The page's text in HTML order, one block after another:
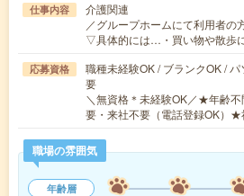
仕事内容
介護関連
／グループホームにて利用者の
▽具体的には…・買い物や散歩
応募資格
職種未経験OK / ブランクOK /
要
＼無資格＊未経験OK／★年齢
要・来社不要（電話登録OK）
職場の雰囲気
年齢層